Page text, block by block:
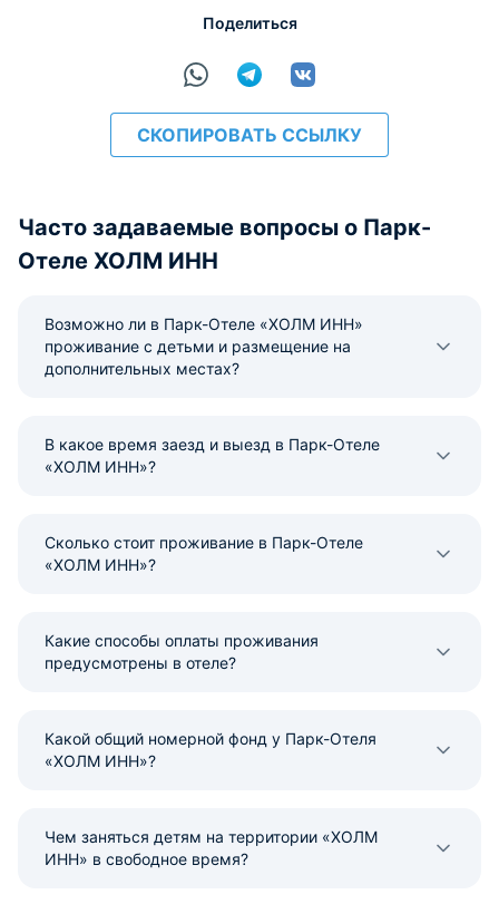
Поделиться
СКОПИРОВАТЬ ССЫЛКУ
Часто задаваемые вопросы о Парк-
Отеле ХОЛМ ИНН
Возможно ли в Парк-Отеле «ХОЛМ ИНН»
проживание с детьми и размещение на
дополнительных местах?
В какое время заезд и выезд в Парк-Отеле
«ХОЛМ ИНН»?
Сколько стоит проживание в Парк-Отеле
«ХОЛМ ИНН»?
Какие способы оплаты проживания
предусмотрены в отеле?
Какой общий номерной фонд у Парк-Отеля
«ХОЛМ ИНН»?
Чем заняться детям на территории «ХОЛМ
ИНН» в свободное время?